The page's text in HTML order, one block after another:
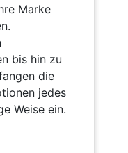
Marke
bis hin zu
die
jedes
Weise ein.